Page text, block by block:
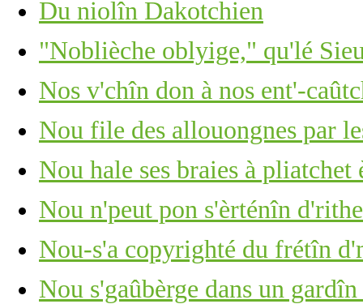
Du niolîn Dakotchien
"Noblièche oblyige," qu'lé
Nos v'chîn don à nos ent'-
Nou file des allouongnes par
Nou hale ses braies à pliatchet
Nou n'peut pon s'èrténîn
Nou-s'a copyrighté du frétîn
Nou s'gaûbèrge dans un